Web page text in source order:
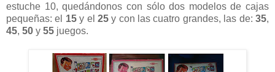
estuche 10, quedándonos con sólo dos modelos de cajas
pequeñas: el 15y el 25y con las cuatro grandes, las de:35,
45, 50 y 55 juegos.